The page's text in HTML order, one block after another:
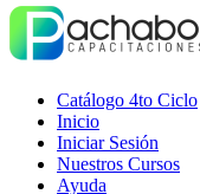
Catálogo 4to Ciclo
Inicio
Iniciar Sesión
Nuestros Cursos
Ayuda